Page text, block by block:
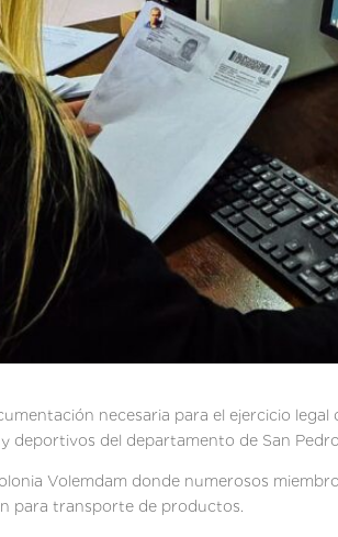
necesaria para el ejercicio
deportivos del departamento de San
Volemdam donde numerosos
para transporte de productos.